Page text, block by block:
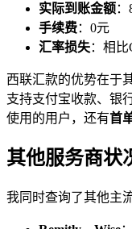
实际到账金额
手续费：0元
汇率损失：相
西联汇款的优势在于
支持支付宝收款、银
使用的用户，还有首
其他服务商状
我同时查询了其他主